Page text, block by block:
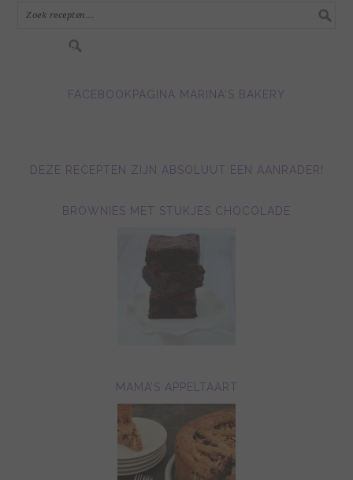
FACEBOOKPAGINA MARINA'S BAKERY
DEZE RECEPTEN ZIJN ABSOLUUT EEN AANRADER!
BROWNIES MET STUKJES CHOCOLADE
MAMA’S APPELTAART